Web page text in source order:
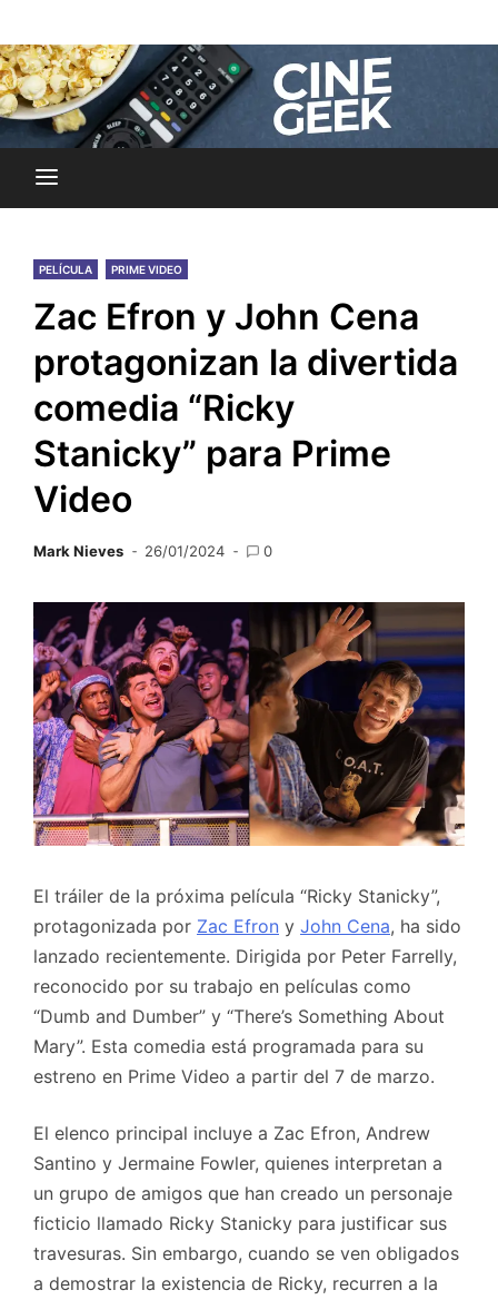
to
contentCine Geek
PELÍCULA PRIME VIDEO
Zac Efron y John Cena
protagonizan la divertida
comedia “Ricky
Stanicky” para Prime
Video
Mark Nieves 26/01/2024 0
El tráiler de la próxima película “Ricky Stanicky”,
protagonizada por Zac Efron y John Cena, ha sido
lanzado recientemente. Dirigida por Peter Farrelly,
reconocido por su trabajo en películas como
“Dumb and Dumber” y “There’s Something About
Mary”. Esta comedia está programada para su
estreno en Prime Video a partir del 7 de marzo.
El elenco principal incluye a Zac Efron, Andrew
Santino y Jermaine Fowler, quienes interpretan a
un grupo de amigos que han creado un personaje
ficticio llamado Ricky Stanicky para justificar sus
travesuras. Sin embargo, cuando se ven obligados
a demostrar la existencia de Ricky, recurren a la